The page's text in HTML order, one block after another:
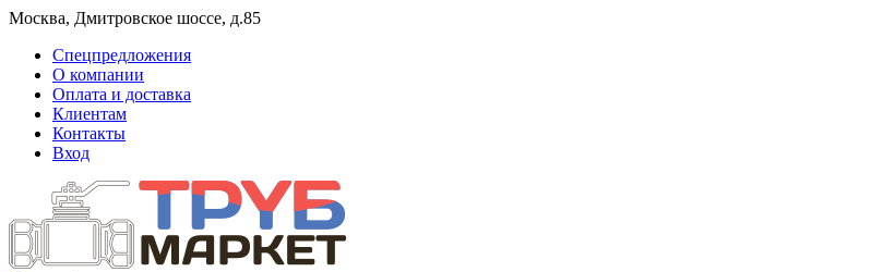
Москва, Дмитровское шоссе, д.85
Спецпредложения
О компании
Оплата и доставка
Клиентам
Контакты
Вход